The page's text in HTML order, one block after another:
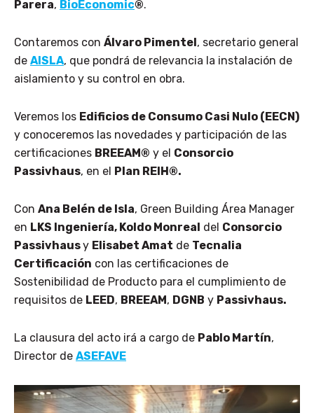
Parera, BioEconomic®.
Contaremos con Álvaro Pimentel, secretario general
de AISLA, que pondrá de relevancia la instalación de
aislamiento y su control en obra.
Veremos los Edificios de Consumo Casi Nulo (EECN)
y conoceremos las novedades y participación de las
certificaciones BREEAM® y el Consorcio
Passivhaus, en el Plan REIH®.
Con Ana Belén de Isla, Green Building Área Manager
en LKS Ingeniería, Koldo Monreal del Consorcio
Passivhausy Elisabet Amat de Tecnalia
Certificación con las certificaciones de
Sostenibilidad de Producto para el cumplimiento de
requisitos de LEED, BREEAM, DGNB y Passivhaus.
La clausura del acto irá a cargo de Pablo Martín,
Director de ASEFAVE